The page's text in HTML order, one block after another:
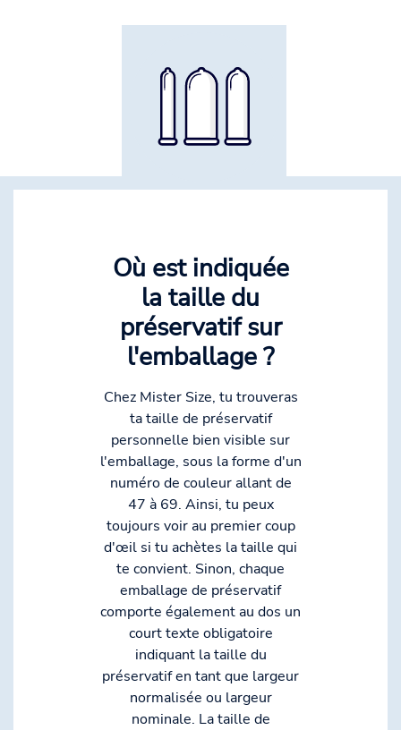
Où est indiquée
la taille du
préservatif sur
l'emballage ?
Chez Mister Size, tu trouveras
ta taille de préservatif
personnelle bien visible sur
l'emballage, sous la forme d'un
numéro de couleur allant de
47 à 69. Ainsi, tu peux
toujours voir au premier coup
d'œil si tu achètes la taille qui
te convient. Sinon, chaque
emballage de préservatif
comporte également au dos un
court texte obligatoire
indiquant la taille du
préservatif en tant que largeur
normalisée ou largeur
nominale. La taille de